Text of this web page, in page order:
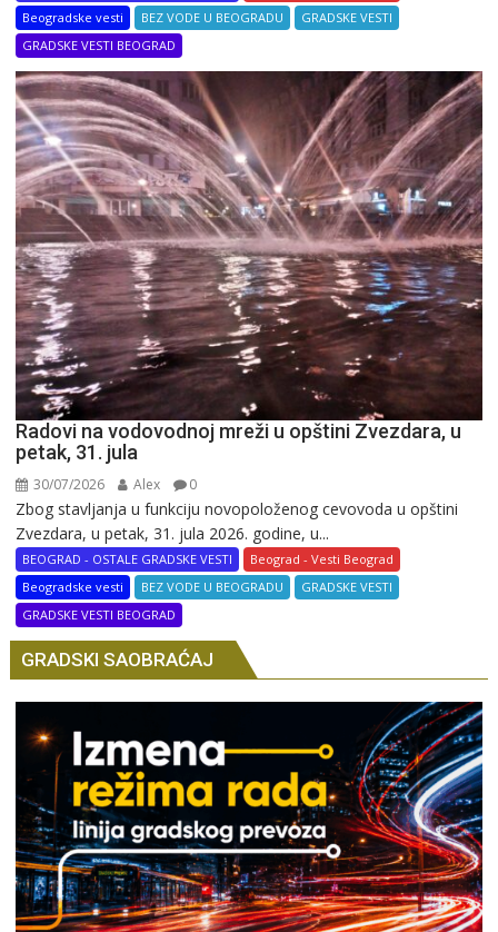
Beogradske vesti
BEZ VODE U BEOGRADU
GRADSKE VESTI
GRADSKE VESTI BEOGRAD
Radovi na vodovodnoj mreži u opštini Zvezdara, u
petak, 31. jula
30/07/2026 Alex 0
Zbog stavljanja u funkciju novopoloženog cevovoda u opštini
Zvezdara, u petak, 31. jula 2026. godine, u...
BEOGRAD - OSTALE GRADSKE VESTI
Beograd - Vesti Beograd
Beogradske vesti
BEZ VODE U BEOGRADU
GRADSKE VESTI
GRADSKE VESTI BEOGRAD
GRADSKI SAOBRAĆAJ